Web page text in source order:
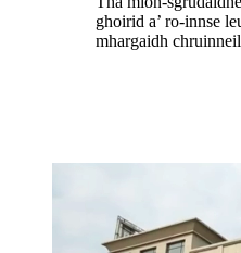
ghoirid a’ ro-innse
mhargaidh